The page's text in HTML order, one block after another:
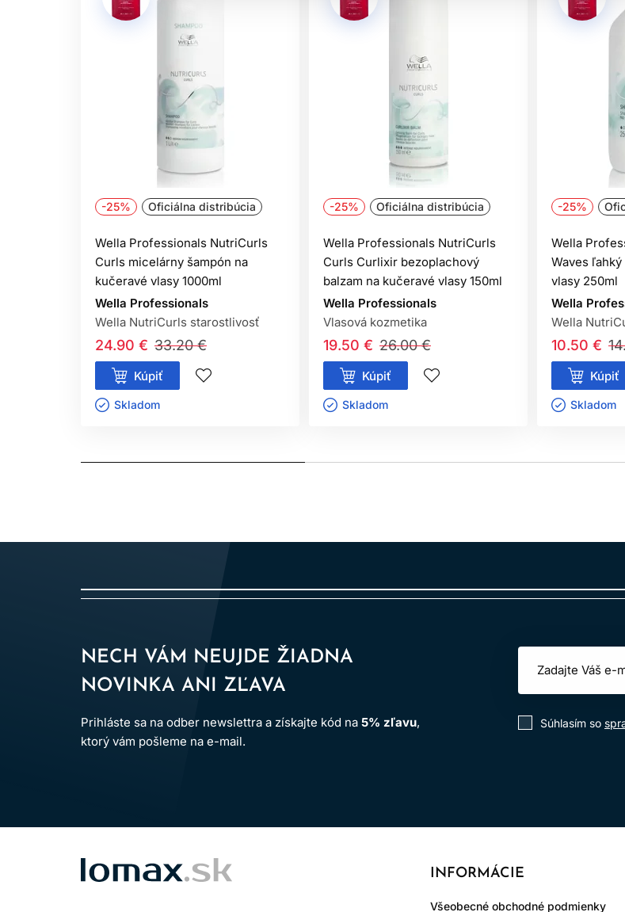
Krásne vlny sú vlny, ktoré sú perfektne vyživené. Rad NutriCurls je starostlivosť pre vlnité a
Obsahuje Nourish-in komplex s extraktom z pšenice a jojobového oleja, ktorý napomáha
Dodajte vašim vlasom ešte väčšiu definíciu až na 72 hodín s našou novou radou EIMI NutriCurls.
-25% Oficiálna distribúcia
Wella Professionals NutriCurls
Curls micelárny šampón na
kučeravé vlasy 1000ml
Wella Professionals
Wella NutriCurls starostlivosť
33.20 €
24.90 €
Kúpiť
Skladom ㅤ
-25% Oficiálna distribúcia
Wella Professionals NutriCurls
Curls Curlixir bezoplachový
balzam na kučeravé vlasy 150ml
Wella Professionals
Vlasová kozmetika
26.00 €
19.50 €
Kúpiť
Skladom ㅤ
-25%
Wella
Waves
vlasy 250ml
Wella
Wella
10.50 €
Kúpiť
Skladom ㅤ
NECH VÁM NEUJDE ŽIADNA
NOVINKA ANI ZĽAVA
Prihláste sa na odber newslettra a získajte kód na 5% zľavu,
ktorý vám pošleme na e-mail.
Súhlasím so
LOMAX
INFORMÁCIE
Všeobecné obchodné podmienky